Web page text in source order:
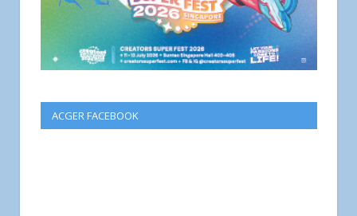
ACGER FACEBOOK